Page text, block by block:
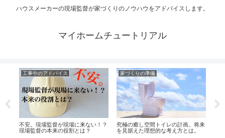
ハウスメーカーの現場監督が家づくりのノウハウをアドバイスします。
マイホームチュートリアル
工事中のアドバイス
不安。現場監督が現場に来ない！？
現場監督の本来の役割とは？
家づくりの準備
究極の癒し空間トイレの計画。将来
を見据えた理想的な考え方とは。